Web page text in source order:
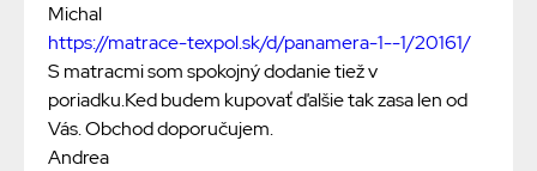
Michal
https://matrace-texpol.sk/d/panamera-1--1/20161/
S matracmi som spokojný dodanie tiež v
poriadku.Ked budem kupovať ďalšie tak zasa len od
Vás. Obchod doporučujem.
Andrea